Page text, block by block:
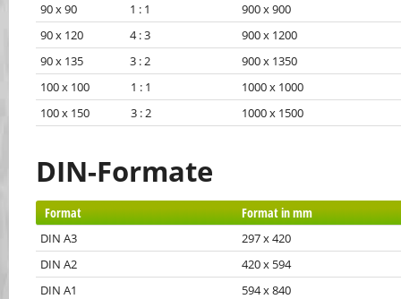
90 x 90 1 : 1
900 x 900
90 x 120 4 : 3
900 x 1200
90 x 135 3 : 2
900 x 1350
100 x 100 1 : 1
1000 x 1000
100 x 150 3 : 2
1000 x 1500
DIN-Formate
Format Format in mm
DIN A3
297 x 420
DIN A2
420 x 594
DIN A1
594 x 840